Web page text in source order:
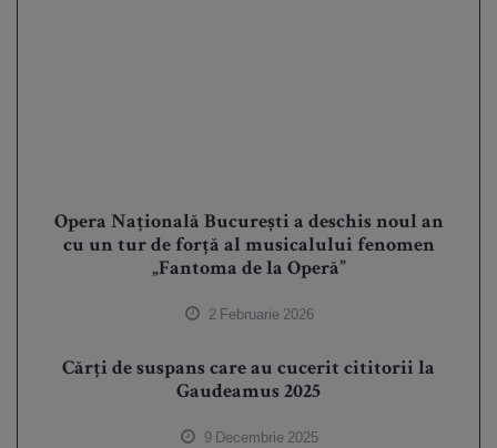
Opera Națională București a deschis noul an
cu un tur de forță al musicalului fenomen
„Fantoma de la Operă”
2 Februarie 2026
Cărți de suspans care au cucerit cititorii la
Gaudeamus 2025
9 Decembrie 2025